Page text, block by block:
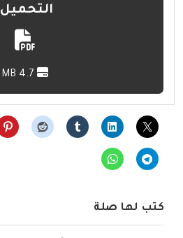
التحميل
كتب لها صلة